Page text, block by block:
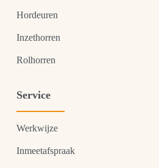
Hordeuren
Inzethorren
Rolhorren
Service
Werkwijze
Inmeetafspraak